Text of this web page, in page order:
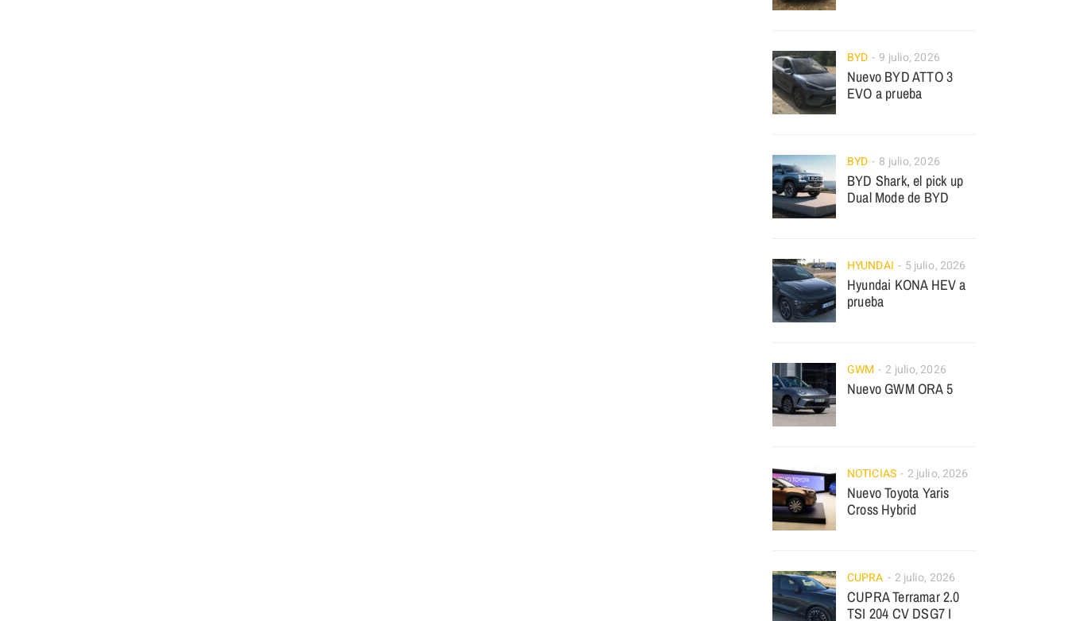
BYD 9 julio, 2026
Nuevo BYD ATTO 3
EVO a prueba
BYD 8 julio, 2026
BYD Shark, el pick up
Dual Mode de BYD
HYUNDAI 5 julio, 2026
Hyundai KONA HEV a
prueba
GWM 2 julio, 2026
Nuevo GWM ORA 5
NOTICIAS 2 julio, 2026
Nuevo Toyota Yaris
Cross Hybrid
CUPRA 2 julio, 2026
CUPRA Terramar 2.0
TSI 204 CV DSG7 I